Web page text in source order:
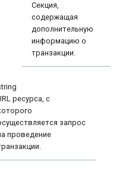
Секция,
содержащая
дополнительную
информацию о
транзакции.
ресурса, с
запрос
проведение